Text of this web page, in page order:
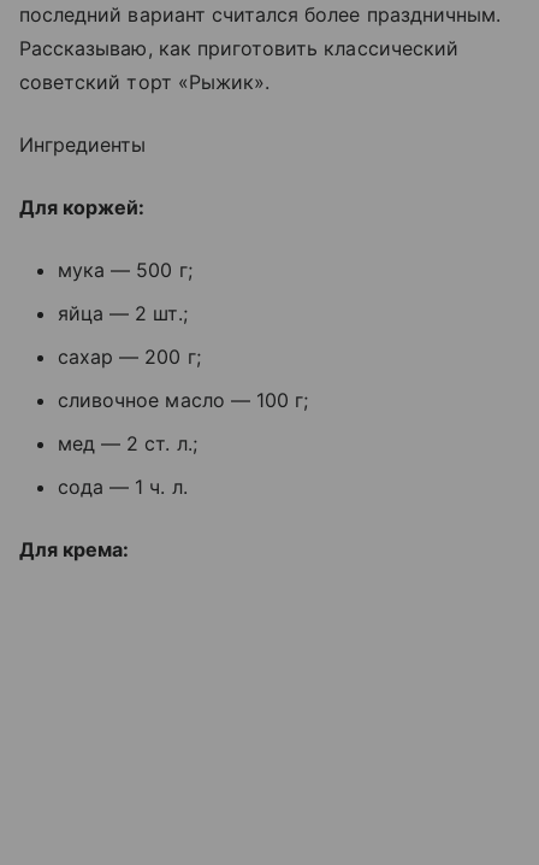
последний вариант считался более праздничным.
Рассказываю, как приготовить классический
советский торт «Рыжик».
Ингредиенты
Для коржей:
мука — 500 г;
яйца — 2 шт.;
сахар — 200 г;
сливочное масло — 100 г;
мед — 2 ст. л.;
сода — 1 ч. л.
Для крема: